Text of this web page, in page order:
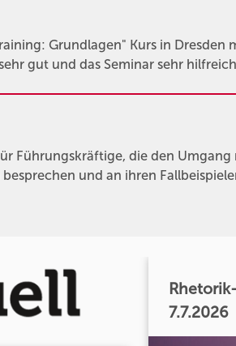
Grundlagen" Kurs in Dresden
gut und das Seminar sehr
Führungskräftige, die den
und an ihren
7.7.2026